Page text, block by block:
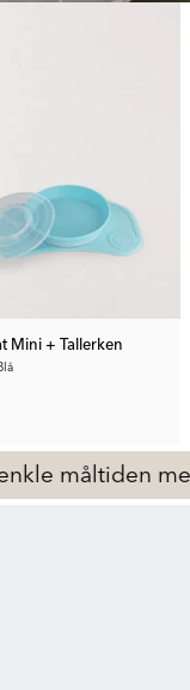
Mini + Tallerken
339 krmedClick-Mat